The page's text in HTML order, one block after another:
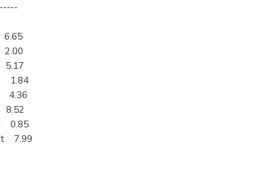
1.84
4.36
7.99